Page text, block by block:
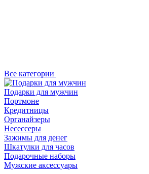
Все категории
Подарки для мужчин
Портмоне
Кредитницы
Органайзеры
Несессеры
Зажимы для денег
Шкатулки для часов
Подарочные наборы
Мужские аксессуары